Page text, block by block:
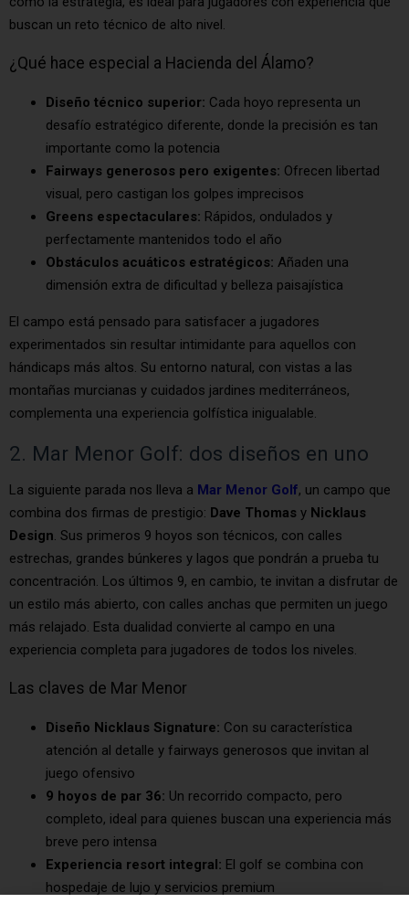
buscan un reto técnico de alto nivel.
¿Qué hace especial a Hacienda del Álamo?
Diseño técnico superior: Cada hoyo representa un
desafío estratégico diferente, donde la precisión es tan
importante como la potencia
Fairways generosos pero exigentes: Ofrecen libertad
visual, pero castigan los golpes imprecisos
Greens espectaculares: Rápidos, ondulados y
perfectamente mantenidos todo el año
Obstáculos acuáticos estratégicos: Añaden una
dimensión extra de dificultad y belleza paisajística
El campo está pensado para satisfacer a jugadores
experimentados sin resultar intimidante para aquellos con
hándicaps más altos. Su entorno natural, con vistas a las
montañas murcianas y cuidados jardines mediterráneos,
complementa una experiencia golfística inigualable.
2. Mar Menor Golf: dos diseños en uno
La siguiente parada nos lleva a Mar Menor Golf, un campo que
combina dos firmas de prestigio: Dave Thomas y Nicklaus
Design . Sus primeros 9 hoyos son técnicos, con calles
estrechas, grandes búnkeres y lagos que pondrán a prueba tu
concentración. Los últimos 9, en cambio, te invitan a disfrutar de
un estilo más abierto, con calles anchas que permiten un juego
más relajado. Esta dualidad convierte al campo en una
experiencia completa para jugadores de todos los niveles.
Las claves de Mar Menor
Diseño Nicklaus Signature: Con su característica
atención al detalle y fairways generosos que invitan al
juego ofensivo
9 hoyos de par 36: Un recorrido compacto, pero
completo, ideal para quienes buscan una experiencia más
breve pero intensa
Experiencia resort integral: El golf se combina con
hospedaje de lujo y servicios premium